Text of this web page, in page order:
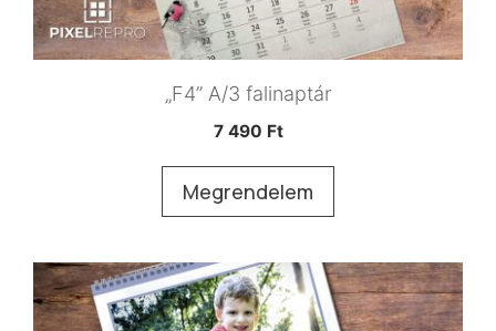
„F4” A/3 falinaptár
7 490 Ft
Megrendelem